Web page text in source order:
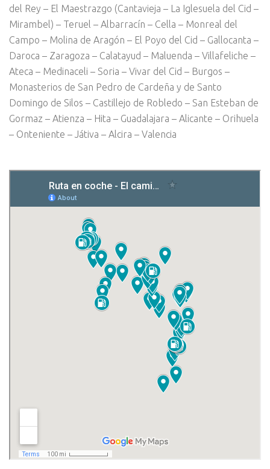
del Rey – El Maestrazgo (Cantavieja – La Iglesuela del Cid –
Mirambel) – Teruel – Albarracín – Cella – Monreal del
Campo – Molina de Aragón – El Poyo del Cid – Gallocanta –
Daroca – Zaragoza – Calatayud – Maluenda – Villafeliche –
Ateca – Medinaceli – Soria – Vivar del Cid – Burgos –
Monasterios de San Pedro de Cardeña y de Santo
Domingo de Silos – Castillejo de Robledo – San Esteban de
Gormaz – Atienza – Hita – Guadalajara – Alicante – Orihuela
– Onteniente – Játiva – Alcira – Valencia